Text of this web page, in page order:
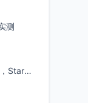
测
全球多币种账户 + 海外实体借记卡，Starryblu开户教程与注意事项